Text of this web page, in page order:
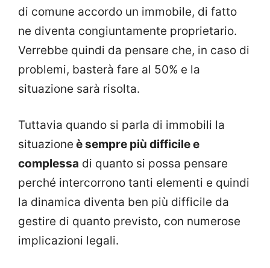
di comune accordo un immobile, di fatto
ne diventa congiuntamente proprietario.
Verrebbe quindi da pensare che, in caso di
problemi, basterà fare al 50% e la
situazione sarà risolta.
Tuttavia quando si parla di immobili la
situazione è sempre più difficile e
complessa di quanto si possa pensare
perché intercorrono tanti elementi e quindi
la dinamica diventa ben più difficile da
gestire di quanto previsto, con numerose
implicazioni legali.